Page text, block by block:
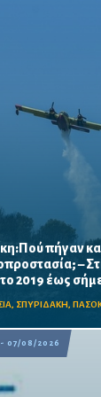
πήγαν
–
2019 έως
, ΣΠΥΡΙΔΑΚΗ,
απολογισμό των
τα προγράμματα
για προσωπικό,
07/08/2026